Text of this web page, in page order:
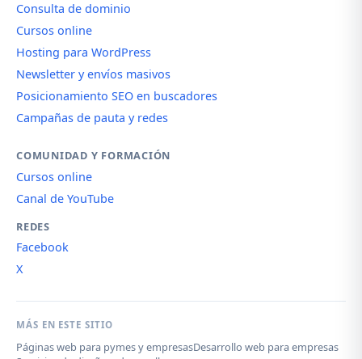
Consulta de dominio
Cursos online
Hosting para WordPress
Newsletter y envíos masivos
Posicionamiento SEO en buscadores
Campañas de pauta y redes
COMUNIDAD Y FORMACIÓN
Cursos online
Canal de YouTube
REDES
Facebook
X
MÁS EN ESTE SITIO
Páginas web para pymes y empresasDesarrollo web para empresas